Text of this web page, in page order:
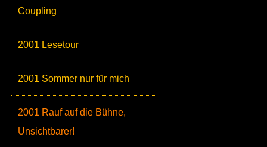
Coupling
2001 Lesetour
2001 Sommer nur für mich
2001 Rauf auf die Bühne,
Unsichtbarer!